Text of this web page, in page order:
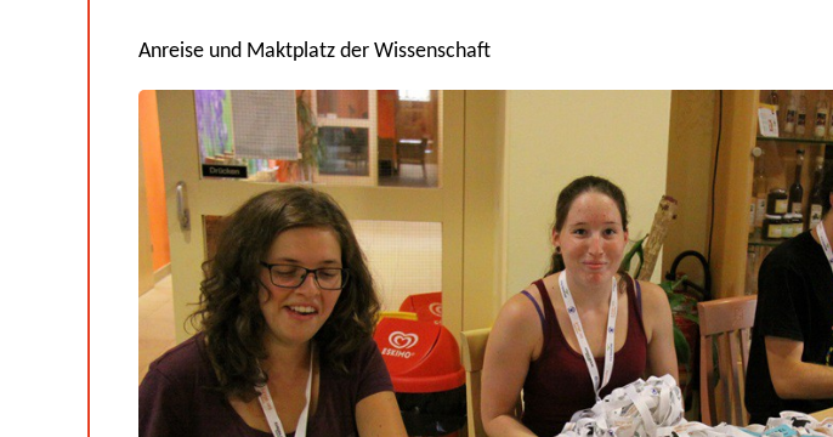
Anreise und Maktplatz der Wissenschaft